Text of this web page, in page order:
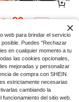
con colgante de cisne
de plata y pulsera a jueg
- Pulsera de plata lin
$90.76
web para brindar el servicio
Puedes "Rechazar
en cualquier momento a tu
las cookies opcionales,
mejoradas y personalizar
de compra con SHEIN.
estrictamente necesarias
cambiando la
del sitio web.